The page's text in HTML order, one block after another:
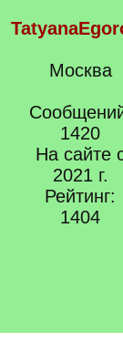
Москва
1420
На сайте
2021 г.
Рейтинг:
1404